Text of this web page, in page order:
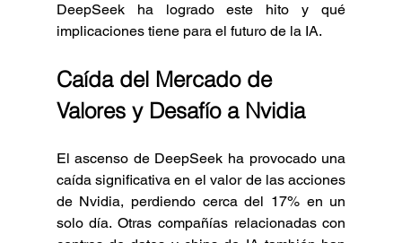
DeepSeek ha logrado este hito y qué
implicaciones tiene para el futuro de la IA.
Caída del Mercado de
Valores y Desafío a Nvidia
El ascenso de DeepSeek ha provocado una
caída significativa en el valor de las acciones
de Nvidia, perdiendo cerca del 17% en un
solo día. Otras compañías relacionadas con